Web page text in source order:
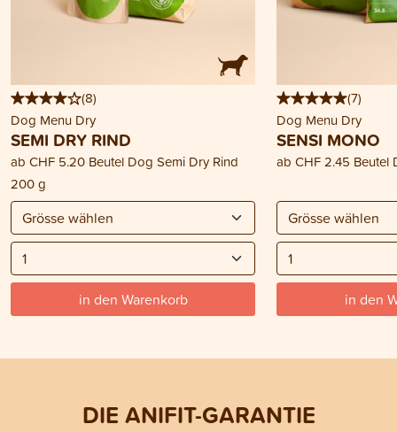
(8)
Dog Menu Dry
SEMI DRY RIND
ab CHF 5.20 Beutel Dog Semi Dry Rind
200 g
in den Warenkorb
(7)
Dog Menu Dry
SENSI MONO
ab CHF 2.45 Beutel
in den
DIE ANIFIT-GARANTIE